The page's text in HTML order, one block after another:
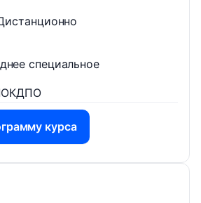
специальное
курса